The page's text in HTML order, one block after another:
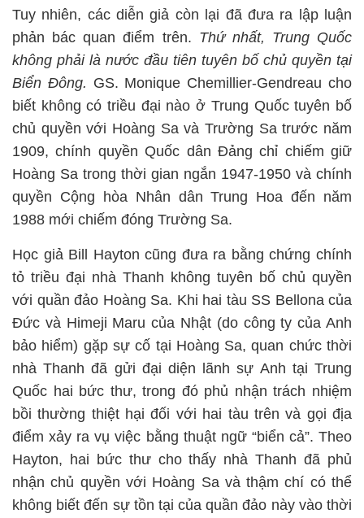
Tuy nhiên, các diễn giả còn lại đã đưa ra lập luận
phản bác quan điểm trên. Thứ nhất, Trung Quốc
không phải là nước đầu tiên tuyên bố chủ quyền tại
Biển Đông. GS. Monique Chemillier-Gendreau cho
biết không có triều đại nào ở Trung Quốc tuyên bố
chủ quyền với Hoàng Sa và Trường Sa trước năm
1909, chính quyền Quốc dân Đảng chỉ chiếm giữ
Hoàng Sa trong thời gian ngắn 1947-1950 và chính
quyền Cộng hòa Nhân dân Trung Hoa đến năm
1988 mới chiếm đóng Trường Sa.
Học giả Bill Hayton cũng đưa ra bằng chứng chính
tỏ triều đại nhà Thanh không tuyên bố chủ quyền
với quần đảo Hoàng Sa. Khi hai tàu SS Bellona của
Đức và Himeji Maru của Nhật (do công ty của Anh
bảo hiểm) gặp sự cố tại Hoàng Sa, quan chức thời
nhà Thanh đã gửi đại diện lãnh sự Anh tại Trung
Quốc hai bức thư, trong đó phủ nhận trách nhiệm
bồi thường thiệt hại đối với hai tàu trên và gọi địa
điểm xảy ra vụ việc bằng thuật ngữ “biển cả”. Theo
Hayton, hai bức thư cho thấy nhà Thanh đã phủ
nhận chủ quyền với Hoàng Sa và thậm chí có thể
không biết đến sự tồn tại của quần đảo này vào thời